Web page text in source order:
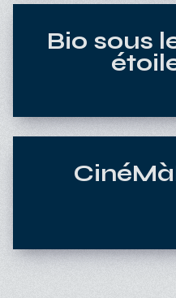
Bio sous